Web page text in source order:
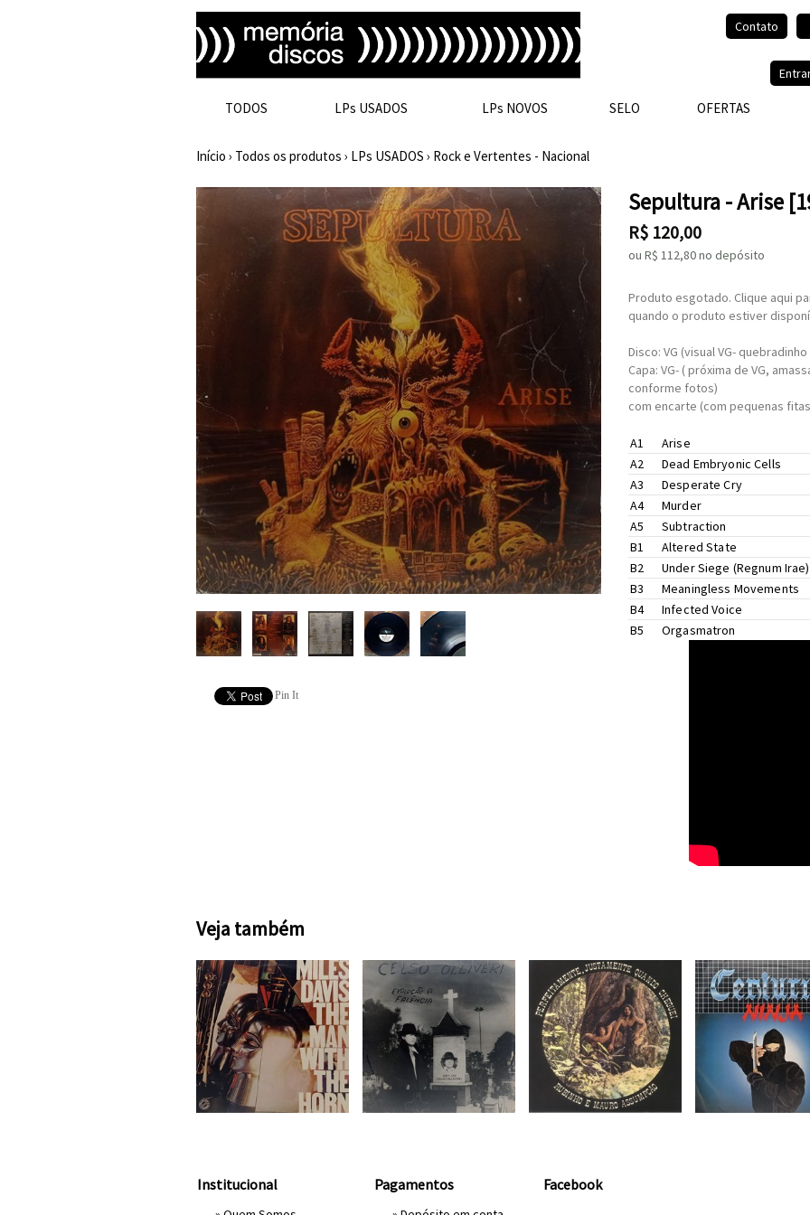
Contato
TODOS LPs USADOS LPs NOVOS SELO OFERTAS
Início › Todos os produtos › LPs USADOS › Rock e Vertentes - Nacional
Pin It
Sepultura - Arise
R$ 120,00
ou R$ 112,80no depósito
Produto esgotado. Clique aqui
quando o produto estiver
Disco: VG (visual VG-
Capa: VG- ( próxima de VG,
conforme fotos)
com encarte (com pequenas
A1 AriseLyrics By –
A2 Dead Embryonic Cells
Lyrics By –Max*
A3 Desperate Cry
Lyrics By –Andreas
A4 Murder
Lyrics By –
A5 Subtraction
Lyrics By –
B1 Altered State
Lyrics By –Andreas
B2 Under Siege (Regnum Irae)
Lyrics By –Max*
B3 Meaningless Movements
Lyrics By –Andreas*
B4 Infected Voice
Lyrics By –Andreas
B5 Orgasmatron
Veja também
Institucional Pagamentos Facebook